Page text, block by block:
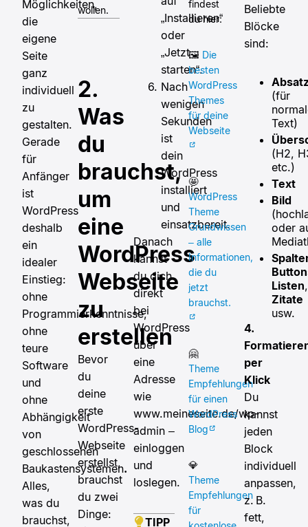
Möglichkeiten,
die
eigene
Seite
ganz
individuell
zu
gestalten.
Gerade
für
Anfänger
ist
WordPress
deshalb
ein
idealer
Einstieg:
ohne
Programmierkenntnisse,
ohne
teure
Software
und
ohne
Abhängigkeit
von
geschlossenen
Baukastensystemen.
Alles,
was du
brauchst,
wollen.
2.
Was
du
brauchst,
um
eine
WordPress
Webseite
zu
erstellen
Bevor
du
deine
erste
WordPress-
Webseite
erstellst,
brauchst
du zwei
Dinge:
„Installieren“
oder
„Jetzt
starten“.
Nach
wenigen
Sekunden
ist
dein
WordPress
installiert
und
einsatzbereit.
Danach
kannst
du dich
direkt
bei
WordPress
über
eine
Adresse
wie
www.meineseite.de/wp-
admin –
einloggen
und
loslegen.
TIPP
findest
du hier:
🖼️ Die
besten
WordPress
Themes
für deine
Webseite
🤩
WordPress
Theme
Grundwissen
– alle
Informationen,
die du
jetzt
brauchst.
🤗
Theme
Empfehlungen
für einen
WordPress
Blog
💎
Theme
Empfehlungen
für
Beliebte
Blöcke
sind:
(für
Text)
(H2,
etc.)
Text
Bild
oder
Listen,
Zitate
usw.
4.
per
Klick
Du
kannst
jeden
Block
individuell
anpassen,
z. B.
fett,